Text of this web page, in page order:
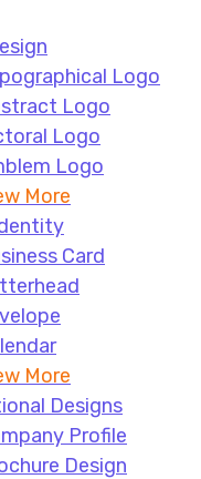
Logo
Logo
Logo
Logo
More
Card
More
Designs
Profile
Design